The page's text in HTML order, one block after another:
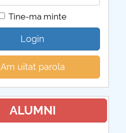
Tine-ma minte
Login
Am uitat parola
ALUMNI